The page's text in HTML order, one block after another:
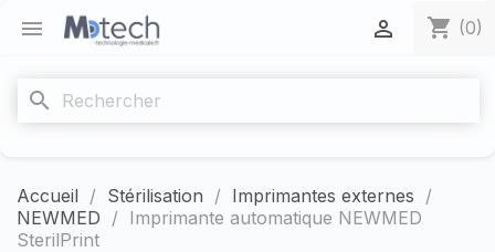
 shopping_cart (0)

search
Accueil Stérilisation
Imprimantes externes
NEWMED
Imprimante automatique NEWMED
SterilPrint